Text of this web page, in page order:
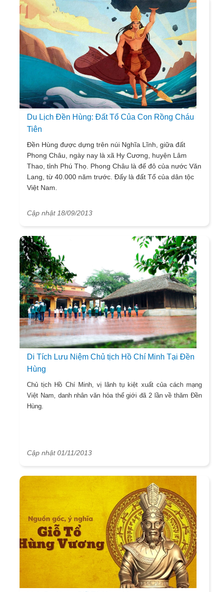
Du Lịch Đền Hùng: Đất Tổ Của Con Rồng Cháu
Tiên
Đền Hùng được dựng trên núi Nghĩa Lĩnh, giữa đất
Phong Châu, ngày nay là xã Hy Cương, huyện Lâm
Thao, tỉnh Phú Thọ. Phong Châu là đế đô của nước Văn
Lang, từ 40.000 năm trước. Đấy là đất Tổ của dân tộc
Việt Nam.
Cập nhật 18/09/2013
Di Tích Lưu Niệm Chủ tịch Hồ Chí Minh Tại Đền
Hùng
Chủ tịch Hồ Chí Minh, vị lãnh tụ kiệt xuất của cách mạng
Việt Nam, danh nhân văn hóa thế giới đã 2 lần về thăm Đền
Hùng.
Cập nhật 01/11/2013